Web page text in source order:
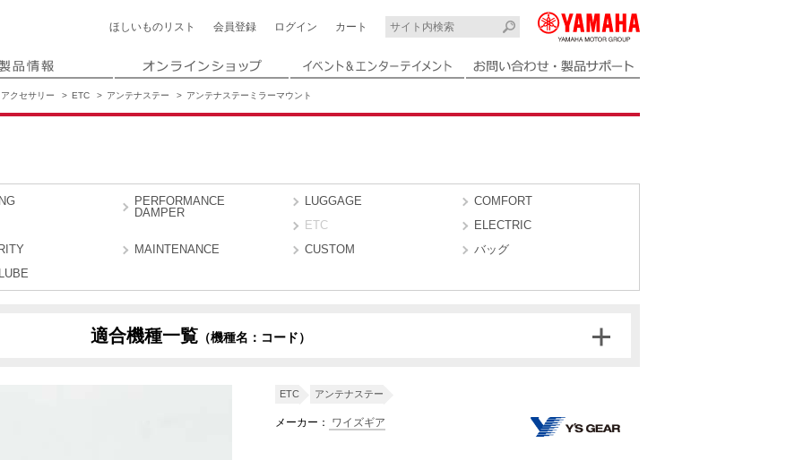
ほしいもの リスト 会員登録 ログイン カート
アクセサリー ETC アンテナステー アンテナステーミラーマウント
PERFORMANCE
DAMPER
LUGGAGE
COMFORT
ETC
ELECTRIC
MAINTENANCE CUSTOM
バッグ
適合機種一覧 （機種名：コード）
ETC アンテナステー
メーカー： ワイズギア